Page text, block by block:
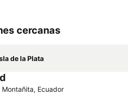
cercanas
de la Plata
Ecuador